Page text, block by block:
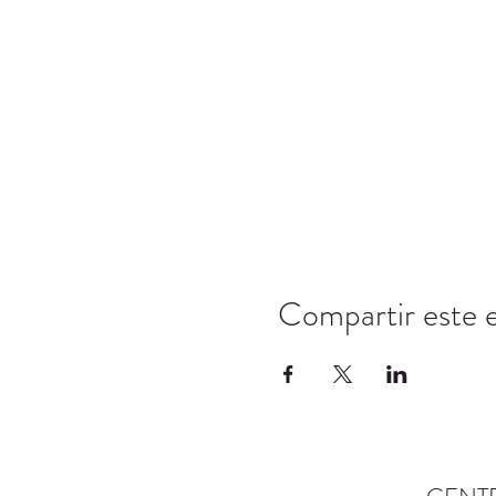
Compartir este